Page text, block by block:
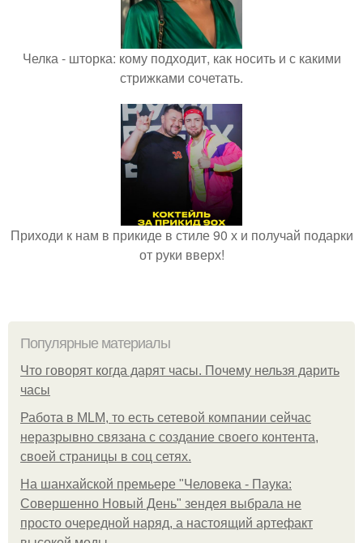
Челка - шторка: кому подходит, как носить и с какими
стрижками сочетать.
Приходи к нам в прикиде в стиле 90 х и получай подарки
от руки вверх!
Популярные материалы
Что говорят когда дарят часы. Почему нельзя дарить
часы
Работа в MLM, то есть сетевой компании сейчас
неразрывно связана с создание своего контента,
своей страницы в соц сетях.
На шанхайской премьере "Человека - Паука:
Совершенно Новый День" зендея выбрала не
просто очередной наряд, а настоящий артефакт